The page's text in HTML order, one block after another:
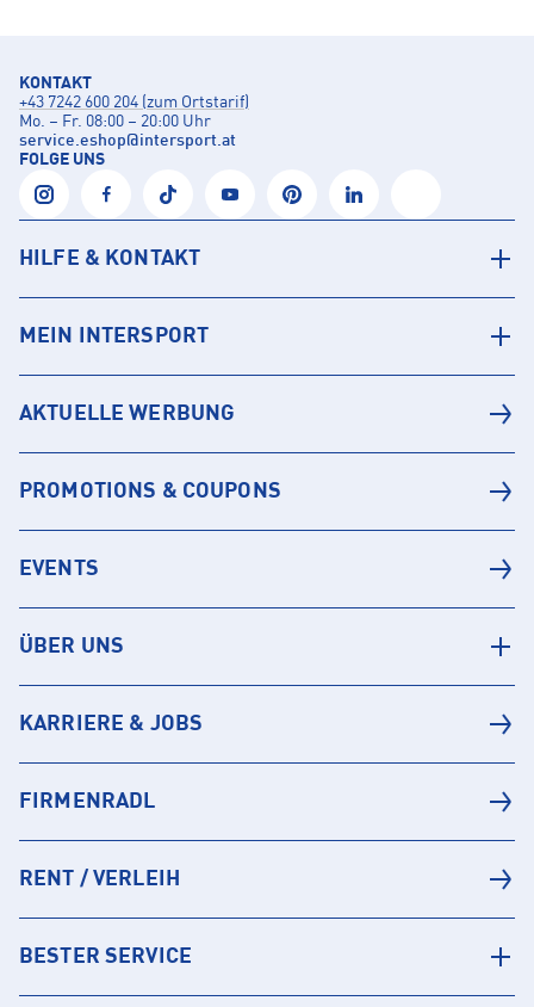
KONTAKT
+43 7242 600 204 (zum Ortstarif)
Mo. – Fr. 08:00 – 20:00 Uhr
service.eshop@intersport.at
FOLGE UNS
HILFE & KONTAKT
MEIN INTERSPORT
AKTUELLE WERBUNG
PROMOTIONS & COUPONS
EVENTS
ÜBER UNS
KARRIERE & JOBS
FIRMENRADL
RENT / VERLEIH
BESTER SERVICE